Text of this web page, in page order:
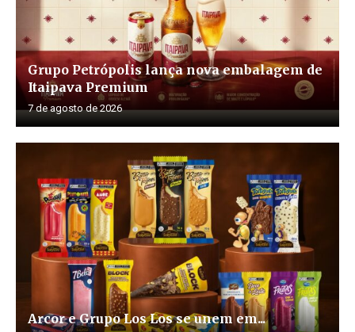
Grupo Petrópolis lança nova embalagem de
Itaipava Premium
7 de agosto de 2026
Arcor e Grupo Los Los se unem em...